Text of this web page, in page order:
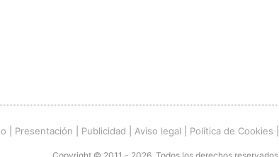
Presentación Publicidad Aviso legal Política de Cookies